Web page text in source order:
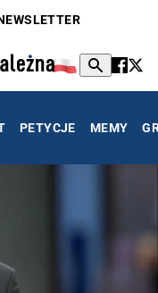
PETYCJE MEMY